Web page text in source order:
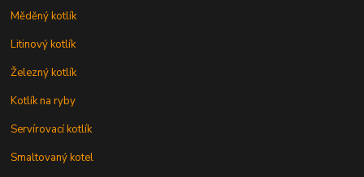
Měděný kotlík
Litinový kotlík
Železný kotlík
Kotlík na ryby
Servírovací kotlík
Smaltovaný kotel